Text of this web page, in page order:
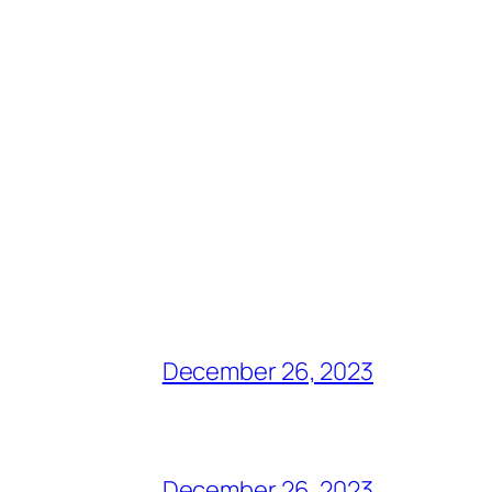
December 26, 2023